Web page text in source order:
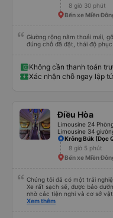
8 giờ 30 phút
Bến xe Miền
Giường rộng nằm thoải mái,
đúng chỗ đã đặt, thái độ phục
Không cần thanh toán
Xác nhận chỗ ngay lập
Điều Hòa
Limousine 24
Limousine 34
Krông Búk (Dọc
8 giờ 5 phút
Bến xe Miền
Chúng tôi đã có một trải
Xe rất sạch sẽ, được bảo
nhờ các tiện nghi và cơ sở
thoải mái và ngăn nắp. Nhân
Xem thêm